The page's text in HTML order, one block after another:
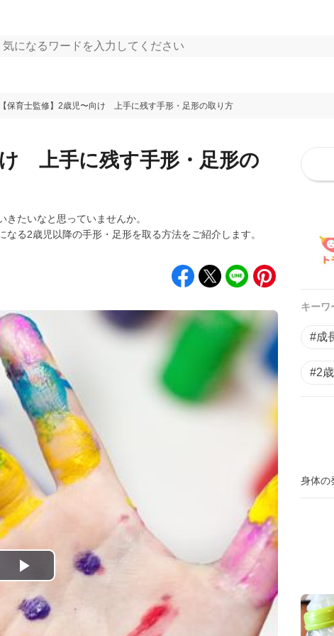
保育士監修】2歳児〜向け 上手に残す手形・足形の取り方
上手に残す手形・足形の
たいなと思っていませんか。
る2歳児以降の手形・足形を取る方法をご紹介します。
P
l
キーワ
#成
#2歳
身体の